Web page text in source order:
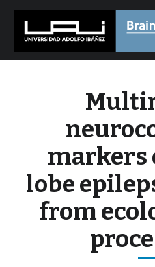
markers
lobe
from